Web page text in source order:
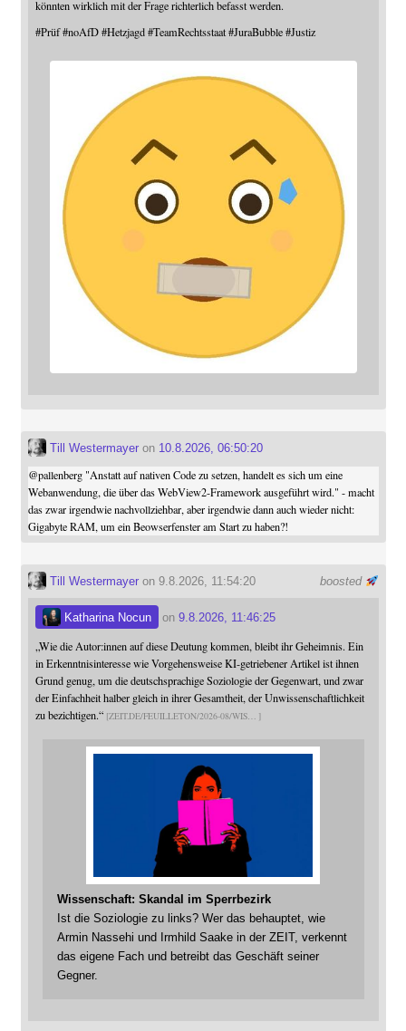
könnten wirklich mit der Frage richterlich befasst werden.
#Prüf #noAfD #Hetzjagd #TeamRechtsstaat #JuraBubble #Justiz
Till Westermayeron 10.8.2026, 06:50:20
@pallenberg"Anstatt auf nativen Code zu setzen, handelt es sich um eine
Webanwendung, die über das WebView2-Framework ausgeführt wird." - macht
das zwar irgendwie nachvollziehbar, aber irgendwie dann auch wieder nicht:
Gigabyte RAM, um ein Beowserfenster am Start zu haben?!
boosted
Till Westermayeron 9.8.2026, 11:54:20
Katharina Nocun on 9.8.2026, 11:46:25
„Wie die Autor:innen auf diese Deutung kommen, bleibt ihr Geheimnis. Ein
in Erkenntnisinteresse wie Vorgehensweise KI-getriebener Artikel ist ihnen
Grund genug, um die deutschsprachige Soziologie der Gegenwart, und zwar
der Einfachheit halber gleich in ihrer Gesamtheit, der Unwissenschaftlichkeit
zu bezichtigen.“ ZEIT.DE/FEUILLETON/2026-08/WIS
Wissenschaft: Skandal im Sperrbezirk
Ist die Soziologie zu links? Wer das behauptet, wie
Armin Nassehi und Irmhild Saake in der ZEIT, verkennt
das eigene Fach und betreibt das Geschäft seiner
Gegner.